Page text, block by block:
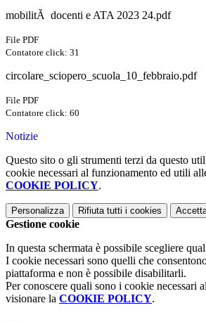
mobilitÃ docenti e ATA 2023 24.pdf
File PDF
Contatore click: 31
circolare_sciopero_scuola_10_febbraio.pdf
File PDF
Contatore click: 60
Notizie
Questo sito o gli strumenti terzi da questo
cookie necessari al funzionamento ed utili
COOKIE POLICY.
Personalizza Rifiuta tutti i cookies
Gestione cookie
In questa schermata è possibile scegliere
I cookie necessari sono quelli che
piattaforma e non è possibile disabilitarli.
Per conoscere quali sono i cookie necessari
visionare la COOKIE POLICY.